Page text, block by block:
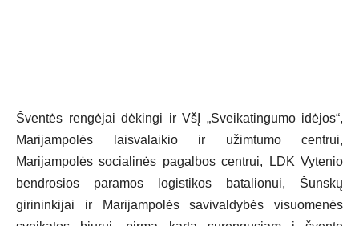
Šventės rengėjai dėkingi ir VšĮ „Sveikatingumo idėjos“,
Marijampolės laisvalaikio ir užimtumo centrui,
Marijampolės socialinės pagalbos centrui, LDK Vytenio
bendrosios paramos logistikos batalionui, Šunskų
girininkijai ir Marijampolės savivaldybės visuomenės